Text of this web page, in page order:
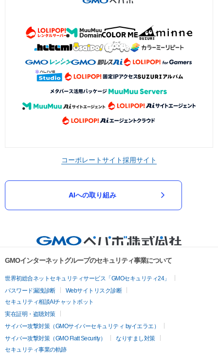
コーポレートサイト採用サイト
AIへの取り組み
GMOインターネットグループのセキュリティ事業について
世界初総合ネットセキュリティサービス「GMOセキュリティ24」
パスワード漏洩診断
Webサイトリスク診断
セキュリティ相談AIチャットボット
実在証明・盗聴対策
サイバー攻撃対策（GMOサイバーセキュリティ byイエラエ）
サイバー攻撃対策（GMO Flatt Security）
なりすまし対策
セキュリティ事業の軌跡